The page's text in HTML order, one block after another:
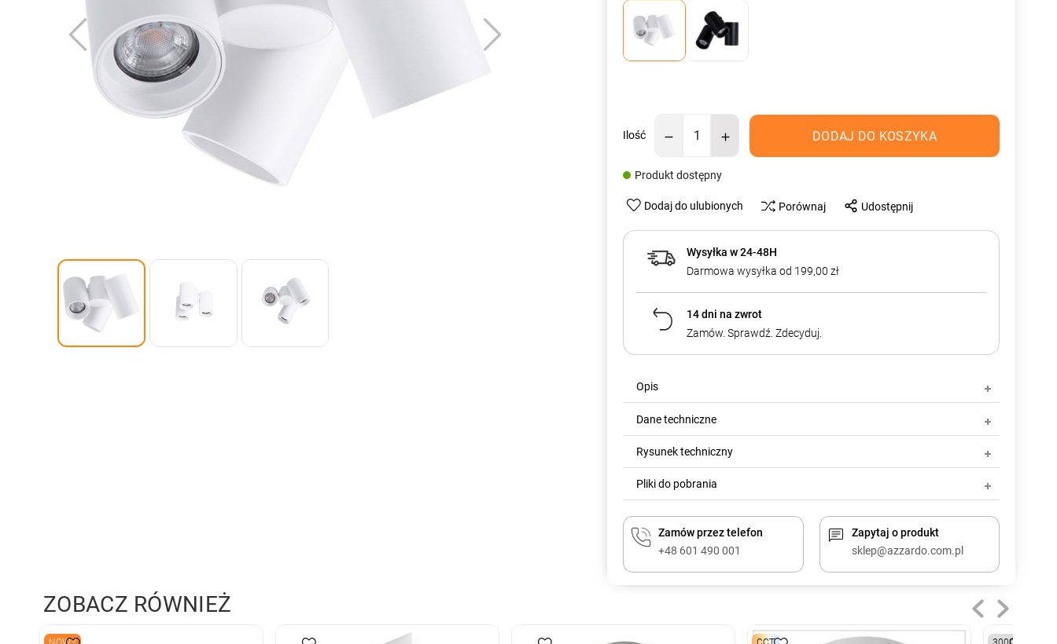
Ilość DODAJ DO KOSZYKA
Produkt dostępny
Dodaj do ulubionych Porównaj Udostępnij
Wysyłka w 24-48H
Darmowa wysyłka od 199,00 zł
14 dni na zwrot
Zamów. Sprawdź. Zdecyduj.
Opis
Dane techniczne
Rysunek techniczny
Pliki do pobrania
Zamów przez telefon
+48 601 490 001
Zapytaj o produkt
sklep@azzardo.com.pl
ZOBACZ RÓWNIEŻ